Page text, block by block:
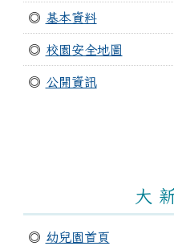
◎ 基本資料
◎ 校園安全地圖
◎ 公開資訊
大
◎ 幼兒園首頁